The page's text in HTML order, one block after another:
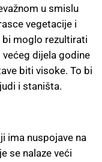
u smislu
vegetacije i
moglo rezultirati
dijela godine
biti visoke. To bi
i staništa.
ima nuspojave na
se nalaze veći